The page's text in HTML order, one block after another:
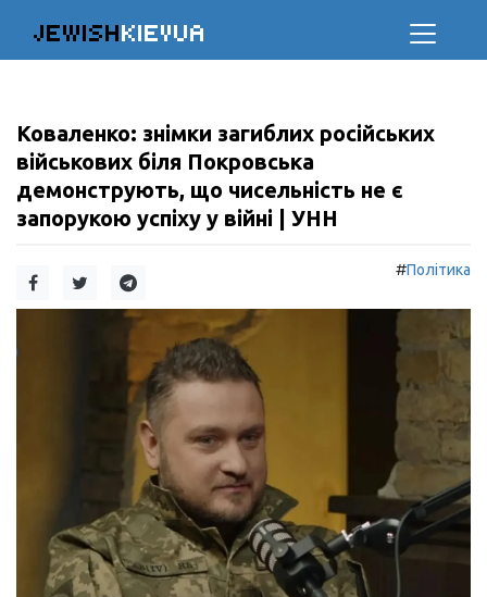
JEWISHKIEVUA
Коваленко: знімки загиблих російських
військових біля Покровська
демонструють, що чисельність не є
запорукою успіху у війні | УНН
#Політика